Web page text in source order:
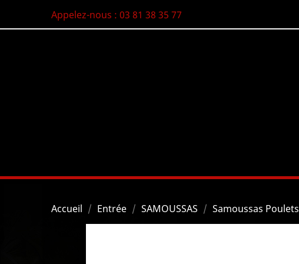
Appelez-nous : 03 81 38 35 77
Accueil Entrée SAMOUSSAS Samoussas Poulets